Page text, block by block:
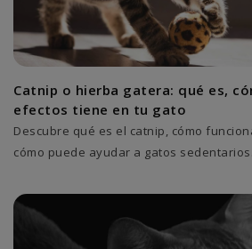
Catnip o hierba gatera: qué es,
efectos tiene en tu gato
Descubre qué es el catnip, cómo
cómo puede ayudar a gatos